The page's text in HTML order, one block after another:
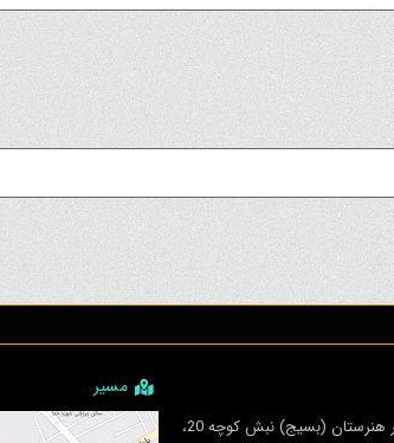
نشانی: قم، بلوار هنرستان (بسیج) نبش کوچه 20،
مسیر